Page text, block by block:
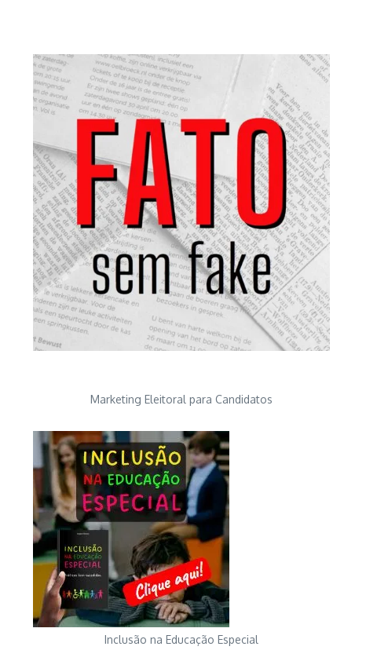
Marketing Eleitoral para Candidatos
Inclusão na Educação Especial